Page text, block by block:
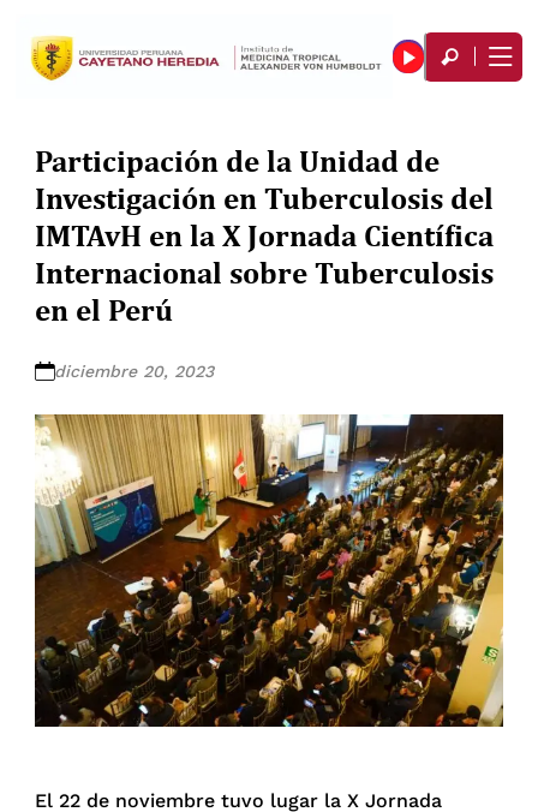
Participación de la Unidad de
Investigación en Tuberculosis del
IMTAvH en la X Jornada Científica
Internacional sobre Tuberculosis
en el Perú
diciembre 20, 2023
El 22 de noviembre tuvo lugar la X Jornada